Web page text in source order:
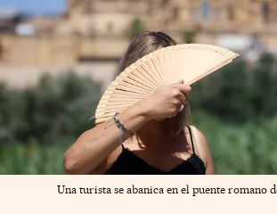
Una turista se abanica en el puente romano